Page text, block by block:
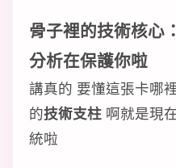
骨子裡的技術核心
分析在保護你啦
講真的 要懂這張卡哪
的技術支柱 啊就是現
統啦